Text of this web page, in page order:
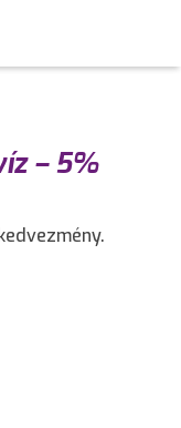
– 5%